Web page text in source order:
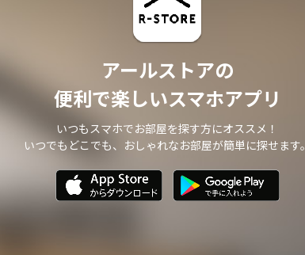
アールストアの
便利で楽しいスマホアプリ
いつもスマホでお部屋を探す方にオススメ！
いつでもどこでも、おしゃれなお部屋が簡単に探せます。